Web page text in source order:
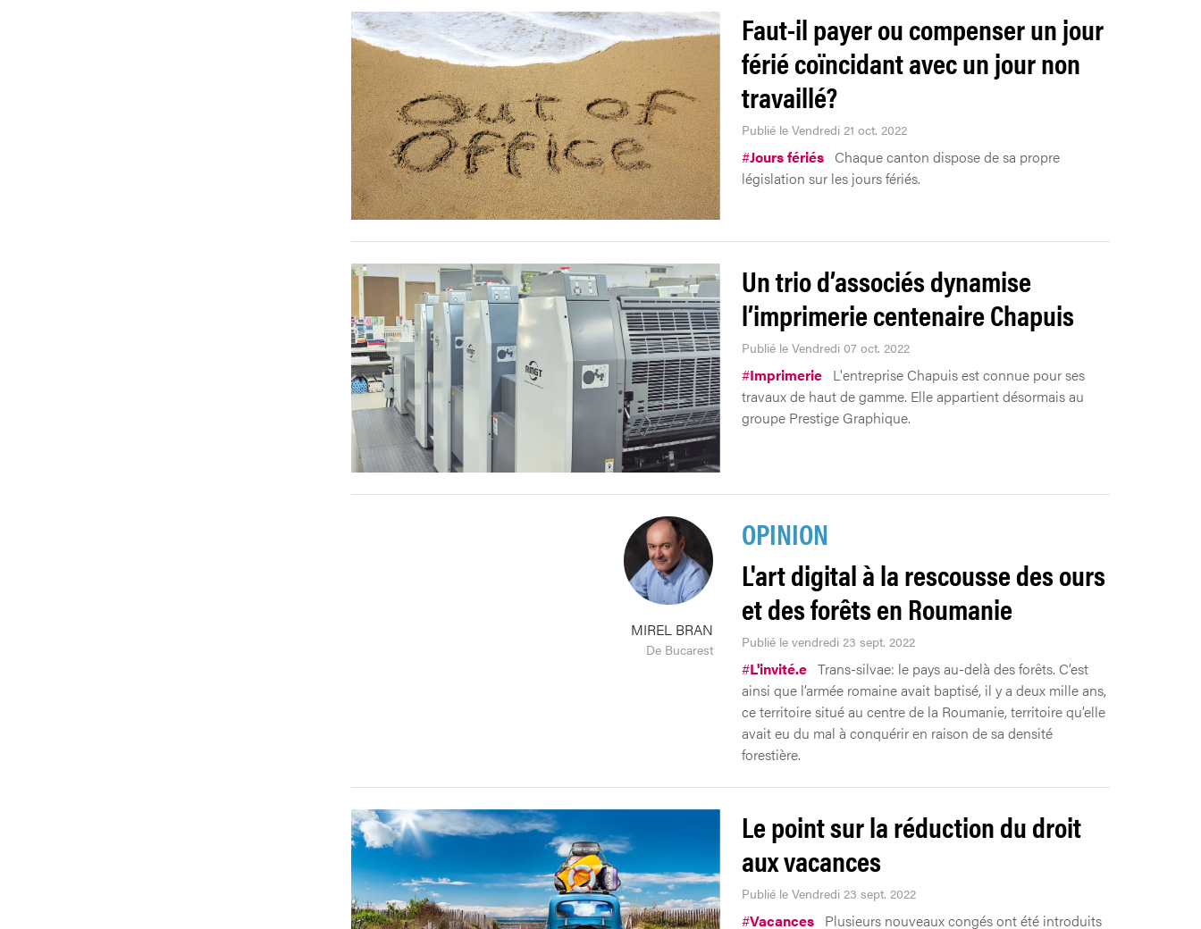
Faut-il payer ou compenser un jour
férié coïncidant avec un jour non
travaillé?
Publié le Vendredi 21 oct. 2022
#Jours fériés Chaque canton dispose de sa propre
législation sur les jours fériés.
Un trio d’associés dynamise
l’imprimerie centenaire Chapuis
Publié le Vendredi 07 oct. 2022
#Imprimerie L'entreprise Chapuis est connue pour ses
travaux de haut de gamme. Elle appartient désormais au
groupe Prestige Graphique.
MIREL BRAN
De Bucarest
OPINION
L'art digital à la rescousse des ours
et des forêts en Roumanie
Publié le vendredi 23 sept. 2022
#L'invité.e Trans-silvae: le pays au-delà des forêts. C’est
ainsi que l’armée romaine avait baptisé, il y a deux mille ans,
ce territoire situé au centre de la Roumanie, territoire qu’elle
avait eu du mal à conquérir en raison de sa densité
forestière.
Le point sur la réduction du droit
aux vacances
Publié le Vendredi 23 sept. 2022
#Vacances Plusieurs nouveaux congés ont été introduits